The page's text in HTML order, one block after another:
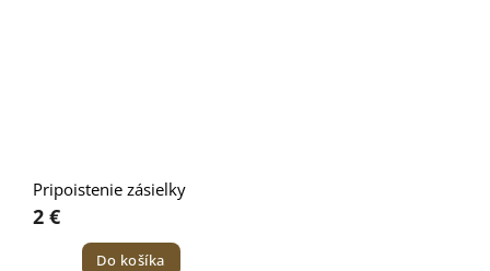
Pripoistenie zásielky
2 €
Do košíka